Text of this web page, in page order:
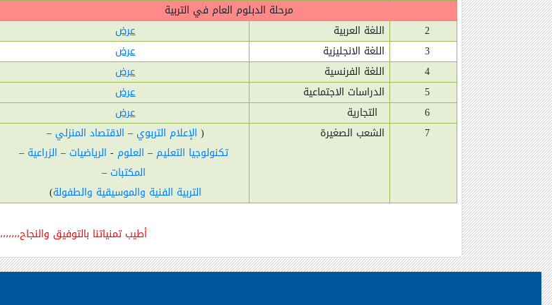
مرحلة الدبلوم العام في التربية
2
اللغة العربية
عرض
3
اللغة الانجليزية
عرض
4
اللغة الفرنسية
عرض
5
الدراسات الاجتماعية
عرض
6
التجارية
عرض
7
الشعب الصغيرة ( الإعلام التربوي – الاقتصاد المنزلي –
تكنولوجيا التعليم – العلوم - الرياضيات – الزراعية –
المكتبات –
التربية الفنية والموسيقية والطفولة)
أطيب تمنياتنا بالتوفيق والنجاح،،،،،،،